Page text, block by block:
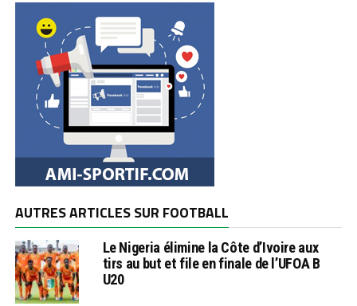
AUTRES ARTICLES SUR FOOTBALL
Le Nigeria élimine la Côte d’Ivoire aux
tirs au but et file en finale de l’UFOA B
U20